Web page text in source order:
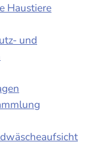
Haustiere
und